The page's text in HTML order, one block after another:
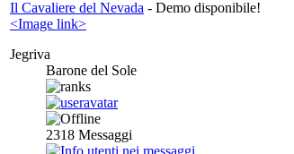
Il Cavaliere del Nevada - Demo disponibile!
<Image link>
Jegriva
Barone del Sole
2318 Messaggi